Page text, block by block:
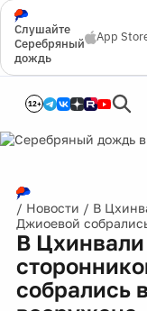
Слушайте
Серебряный
дождь
App
12+
/ Новости / В
Джиоевой
В
собрались